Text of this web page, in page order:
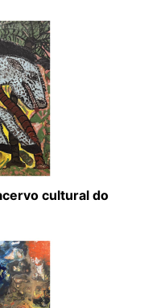
cultural do